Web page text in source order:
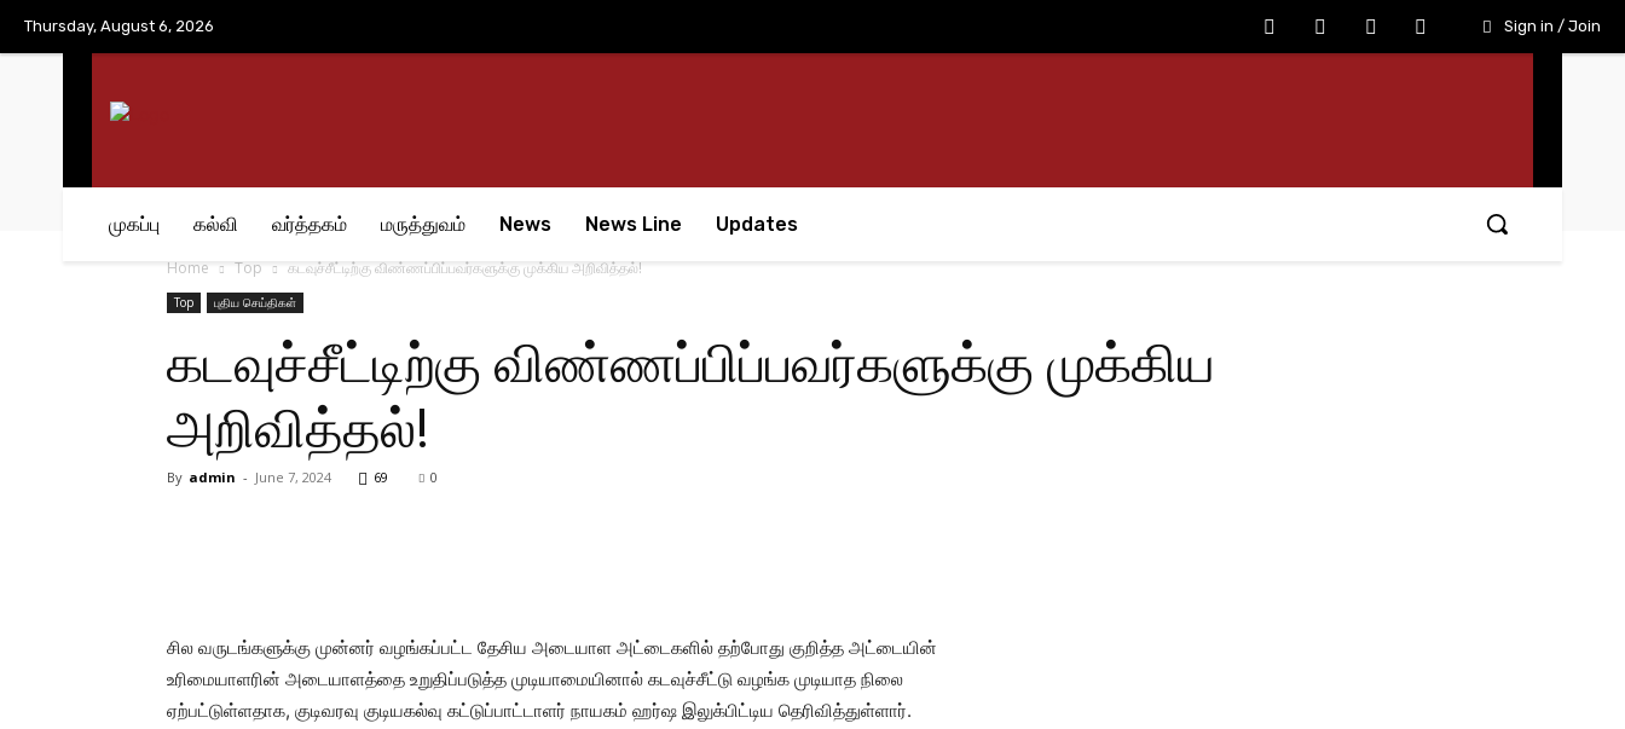
Thursday, August 6, 2026 Sign in / Join
முகப்பு கல்வி வர்த்தகம் மருத்துவம் News News Line Updates
Home Top கடவுச்சீட்டிற்கு விண்ணப்பிப்பவர்களுக்கு முக்கிய அறிவித்தல்!
Top புதிய செய்திகள்
கடவுச்சீட்டிற்கு விண்ணப்பிப்பவர்களுக்கு முக்கிய
அறிவித்தல்!
By admin - June 7, 2024 69 0
சில வருடங்களுக்கு முன்னர் வழங்கப்பட்ட தேசிய அடையாள அட்டைகளில் தற்போது குறித்த அட்டையின்
உரிமையாளரின் அடையாளத்தை உறுதிப்படுத்த முடியாமையினால் கடவுச்சீட்டு வழங்க முடியாத நிலை
ஏற்பட்டுள்ளதாக, குடிவரவு குடியகல்வு கட்டுப்பாட்டாளர் நாயகம் ஹர்ஷ இலுக்பிட்டிய தெரிவித்துள்ளார்.